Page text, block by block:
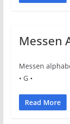
Messen
Messen
• G •
Read More